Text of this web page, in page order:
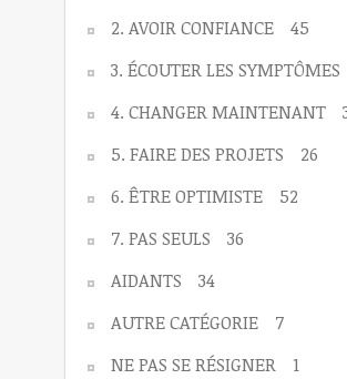
2. AVOIR CONFIANCE
45
3. ÉCOUTER LES SYMPTÔMES
4. CHANGER MAINTENANT
5. FAIRE DES PROJETS
26
6. ÊTRE OPTIMISTE
52
7. PAS SEULS
36
AIDANTS
34
AUTRE CATÉGORIE
7
NE PAS SE RÉSIGNER
1